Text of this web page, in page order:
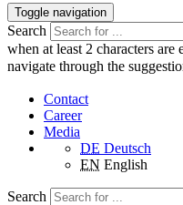
Toggle navigation
Search
when at least 2 characters
navigate through the
Contact
Career
Media
DE Deutsch
EN English
Search